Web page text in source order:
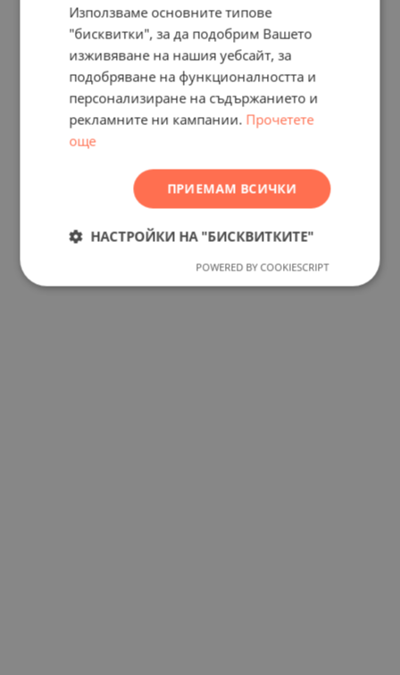
GERMAN
FRENCH
ROMANIAN
SERBIAN
CZECH
Използваме основните типове
"бисквитки", за да подобрим Вашето
изживяване на нашия уебсайт, за
подобряване на функционалността и
персонализиране на съдържанието и
рекламните ни кампании. Прочетете
още
ПРИЕМАМ ВСИЧКИ
НАСТРОЙКИ НА "БИСКВИТКИТЕ"
POWERED BY COOKIESCRIPT